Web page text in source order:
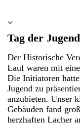
Tag der
Der Historische
Lauf waren mit
Die Initiatoren
Jugend zu
anzubieten. Unser
Gebäuden fand
herzhaften Lacher